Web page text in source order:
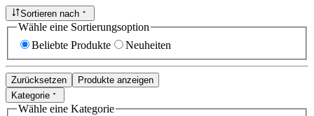
Sortieren nach
Wähle eine Sortierungsoption
Beliebte Produkte
Neuheiten
Zurücksetzen
Produkte anzeigen
Kategorie
Wähle eine Kategorie